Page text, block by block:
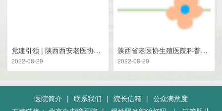
党建引领 | 陕西西安老医协生殖医院召开党务工作者专题培训会
2022-08-29
陕西省老医协生殖医院科普：30岁了包茎有必要割吗？
2022-08-29
医院简介 | 联系我们 | 院长信箱 | 公众满意度